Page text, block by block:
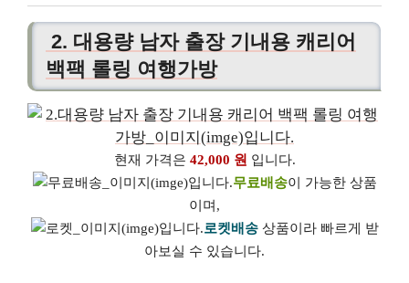
2. 대용량 남자 출장 기내용 캐리어
백팩 롤링 여행가방
현재 가격은 42,000 원 입니다.
무료배송이 가능한 상품
이며,
로켓배송상품이라 빠르게 받
아보실 수 있습니다.